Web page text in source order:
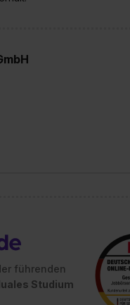
führenden
Studium